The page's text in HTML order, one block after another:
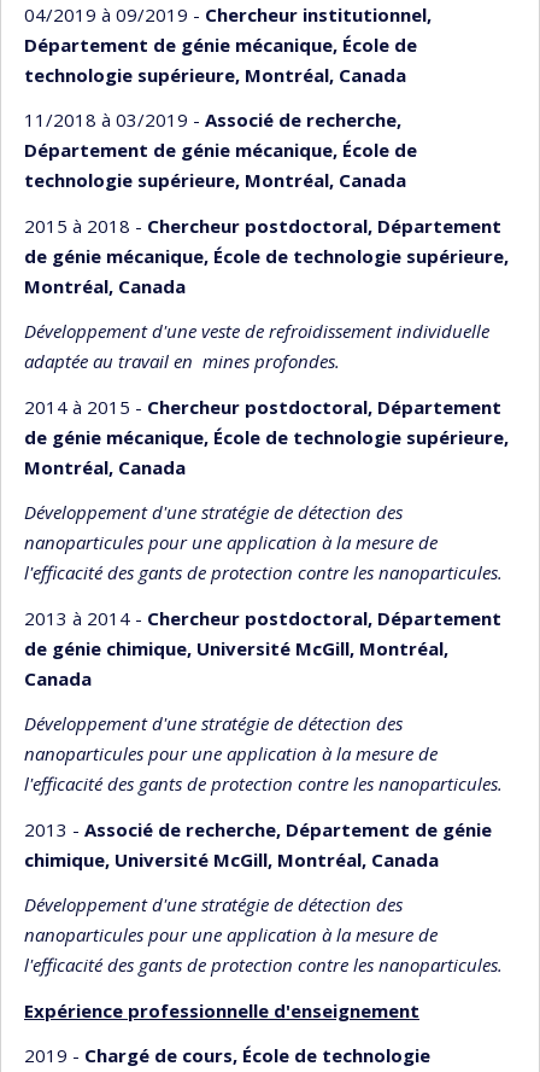
04/2019 à 09/2019 - Chercheur institutionnel,
Département de génie mécanique, École de
technologie supérieure, Montréal, Canada
11/2018 à 03/2019 - Associé de recherche,
Département de génie mécanique, École de
technologie supérieure, Montréal, Canada
2015 à 2018 - Chercheur postdoctoral, Département
de génie mécanique, École de technologie supérieure,
Montréal, Canada
Développement d'une veste de refroidissement individuelle
adaptée au travail en mines profondes.
2014 à 2015 - Chercheur postdoctoral, Département
de génie mécanique, École de technologie supérieure,
Montréal, Canada
Développement d'une stratégie de détection des
nanoparticules pour une application à la mesure de
l'efficacité des gants de protection contre les nanoparticules.
2013 à 2014 - Chercheur postdoctoral, Département
de génie chimique, Université McGill, Montréal,
Canada
Développement d'une stratégie de détection des
nanoparticules pour une application à la mesure de
l'efficacité des gants de protection contre les nanoparticules.
2013 - Associé de recherche, Département de génie
chimique, Université McGill, Montréal, Canada
Développement d'une stratégie de détection des
nanoparticules pour une application à la mesure de
l'efficacité des gants de protection contre les nanoparticules.
Expérience professionnelle d'enseignement
2019 - Chargé de cours, École de technologie